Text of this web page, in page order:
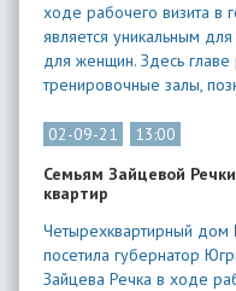
ходе рабочего визита в
является уникальным
для женщин. Здесь главе
тренировочные залы,
02-09-21
13:00
Семьям Зайцевой
квартир
Четырехквартирный
посетила губернатор
Зайцева Речка в ходе